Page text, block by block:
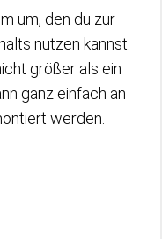
um, den du zur
nutzen kannst.
größer als ein
ganz einfach an
werden.